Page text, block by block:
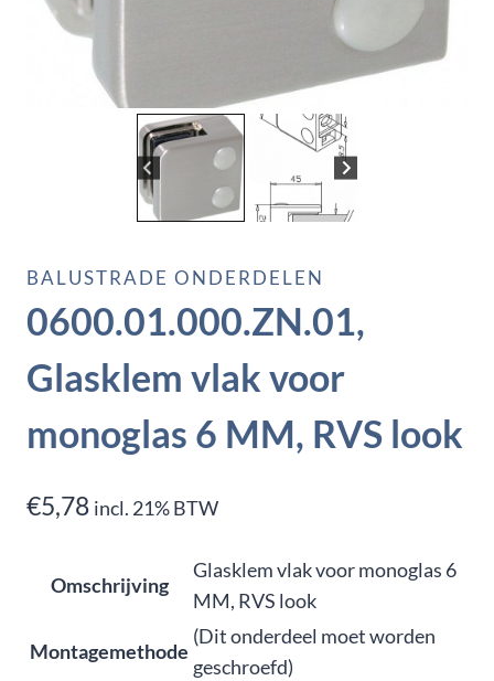
BALUSTRADE ONDERDELEN
0600.01.000.ZN.01,
Glasklem vlak voor
monoglas 6 MM, RVS look
€5,78 incl. 21% BTW
Omschrijving
Glasklem vlak voor monoglas 6
MM, RVS look
Montagemethode
(Dit onderdeel moet worden
geschroefd)